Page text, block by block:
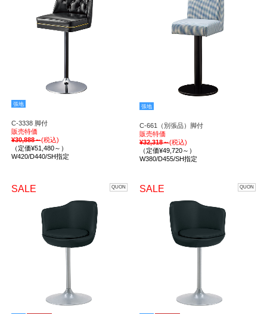
張地
C-3338 脚付
販売特価
¥30,888～(税込)
（定価¥51,480～）
W420/D440/SH指定
張地
C-661（別張品）脚付
販売特価
¥32,318～(税込)
（定価¥49,720～）
W380/D455/SH指定
SALE QUON SALE QUON